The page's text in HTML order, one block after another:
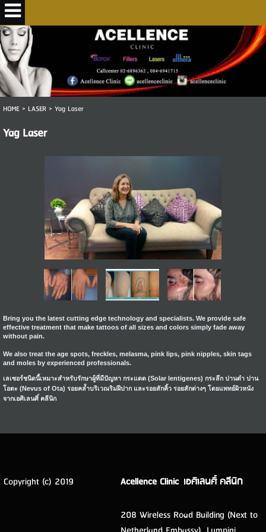
HOME> LASER> Yag Laser
Yag Laser
Bring you the latest cutting edge technology and specialists. We provide safe
effective treatment that make tattoos of all sizes and colors simply fade away
without pain.
We also treat the age spots, freckles, melasma, pink lips, pink nipples, skin tags
and moles by experienced professionals.
เลเซอร์ชนิดนี้เหมาะสำหรับรักษาผู้ที่มีปัญหา กระแดด (Solar lentigenes) กระลึก ปานดำ ปาน
โอตะ (Nevus of Ota) รอยคล้ำบริเวณริมฝีปาก และรอยสักคิ้ว รอยสักต่างๆ โดยแพทย์ผิวหนัง
จากเอศิเลนศิ์ คลีนิก
Copyright (c) 2019 Acellence Clinic เอศิเลนศิ์ คลีนิก
208 Wireless Road Building (Next to